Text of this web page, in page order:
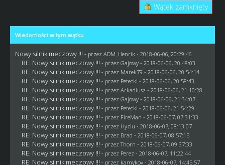
Wątek zamknięty
Wiadomości w tym wątku
Nowy silnik meczowy !!! - przez ADM_Henrik - 2018-06-06, 20:29:46
RE: Nowy silnik meczowy !!! - przez Gajowy- 2018-06-06, 20:48:03
RE: Nowy silnik meczowy !!! - przez Marek79 - 2018-06-06, 20:54:14
RE: Nowy silnik meczowy !!! - przez Petecki - 2018-06-06, 20:58:43
RE: Nowy silnik meczowy !!! - przez Arkadiusz - 2018-06-06, 21:10:28
RE: Nowy silnik meczowy !!! - przez Gajowy- 2018-06-06, 21:34:07
RE: Nowy silnik meczowy !!! - przez Petecki - 2018-06-06, 21:54:29
RE: Nowy silnik meczowy !!! - przez FireMan - 2018-06-07, 07:31:33
RE: Nowy silnik meczowy !!! - przez Hyziu - 2018-06-07, 08:13:07
RE: Nowy silnik meczowy !!! - przez Brad - 2018-06-07, 08:57:15
RE: Nowy silnik meczowy !!! - przezThorn - 2018-06-07, 09:37:33
RE: Nowy silnik meczowy !!! - przez Perez - 2018-06-07, 11:22:44
RE: Nowy silnik meczowy !!! - przez kamykov- 2018-06-07, 14:45:57